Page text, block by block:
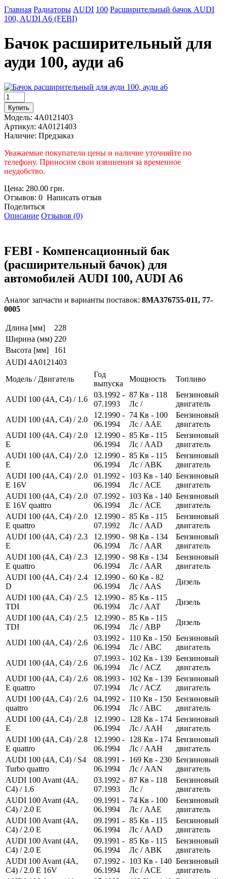
Главная Радиаторы AUDI 100 Расширительный бачок AUDI
100, AUDI A6 (FEBI)
Бачок расширительный для
ауди 100, ауди а6
Модель: 4A0121403
Артикул: 4A0121403
Наличие: Предзаказ
Уважаемые покупатели цены и наличие уточняйте по
телефону. Приносим свои извинения за временное
неудобство.
Цена: 280.00 грн.
Отзывов: 0 Написать отзыв
Поделиться
Описание Отзывов (0)
FEBI - Компенсационный бак
(расширительный бачок) для
автомобилей AUDI 100, AUDI A6
Аналог запчасти и варианты поставок: 8MA376755-011, 77-
0005
Длина [мм]
228
Ширина (мм) 220
Высота [мм]
161
AUDI 4A0121403
Модель / Двигатель
Год
выпуска
Мощность Топливо
AUDI 100 (4A, C4) / 1.6
03.1992 -
07.1993
87 Кв - 118
Лс /
Бензиновый
двигатель
AUDI 100 (4A, C4) / 2.0
12.1990 -
06.1994
74 Кв - 100
Лс / AAE
Бензиновый
двигатель
AUDI 100 (4A, C4) / 2.0
E
12.1990 -
06.1994
85 Кв - 115
Лс / AAD
Бензиновый
двигатель
AUDI 100 (4A, C4) / 2.0
E
12.1990 -
06.1994
85 Кв - 115
Лс / ABK
Бензиновый
двигатель
AUDI 100 (4A, C4) / 2.0
E 16V
01.1992 -
06.1994
103 Кв - 140
Лс / ACE
Бензиновый
двигатель
AUDI 100 (4A, C4) / 2.0
E 16V quattro
07.1992 -
06.1994
103 Кв - 140
Лс / ACE
Бензиновый
двигатель
AUDI 100 (4A, C4) / 2.0
E quattro
12.1990 -
07.1992
85 Кв - 115
Лс / AAD
Бензиновый
двигатель
AUDI 100 (4A, C4) / 2.3
E
12.1990 -
06.1994
98 Кв - 134
Лс / AAR
Бензиновый
двигатель
AUDI 100 (4A, C4) / 2.3
E quattro
12.1990 -
06.1994
98 Кв - 134
Лс / AAR
Бензиновый
двигатель
AUDI 100 (4A, C4) / 2.4
D
12.1990 -
06.1994
60 Кв - 82
Лс / AAS
Дизель
AUDI 100 (4A, C4) / 2.5
TDI
12.1990 -
06.1994
85 Кв - 115
Лс / AAT
Дизель
AUDI 100 (4A, C4) / 2.5
TDI
12.1990 -
06.1994
85 Кв - 115
Лс / ABP
Дизель
AUDI 100 (4A, C4) / 2.6
03.1992 -
06.1994
110 Кв - 150
Лс / ABC
Бензиновый
двигатель
AUDI 100 (4A, C4) / 2.6
07.1993 -
06.1994
102 Кв - 139
Лс / ACZ
Бензиновый
двигатель
AUDI 100 (4A, C4) / 2.6
E quattro
08.1993 -
07.1994
102 Кв - 139
Лс / ACZ
Бензиновый
двигатель
AUDI 100 (4A, C4) / 2.6
quattro
04.1992 -
06.1994
110 Кв - 150
Лс / ABC
Бензиновый
двигатель
AUDI 100 (4A, C4) / 2.8
E
12.1990 -
06.1994
128 Кв - 174
Лс / AAH
Бензиновый
двигатель
AUDI 100 (4A, C4) / 2.8
E quattro
12.1990 -
06.1994
128 Кв - 174
Лс / AAH
Бензиновый
двигатель
AUDI 100 (4A, C4) / S4
Turbo quattro
08.1991 -
06.1994
169 Кв - 230
Лс / AAN
Бензиновый
двигатель
AUDI 100 Avant (4A,
C4) / 1.6
03.1992 -
07.1993
87 Кв - 118
Лс /
Бензиновый
двигатель
AUDI 100 Avant (4A,
C4) / 2.0 E
09.1991 -
06.1994
74 Кв - 100
Лс / AAE
Бензиновый
двигатель
AUDI 100 Avant (4A,
C4) / 2.0 E
09.1991 -
06.1994
85 Кв - 115
Лс / AAD
Бензиновый
двигатель
AUDI 100 Avant (4A,
C4) / 2.0 E
09.1991 -
06.1994
85 Кв - 115
Лс / ABK
Бензиновый
двигатель
AUDI 100 Avant (4A,
C4) / 2.0 E 16V
07.1992 -
06.1994
103 Кв - 140
Лс / ACE
Бензиновый
двигатель